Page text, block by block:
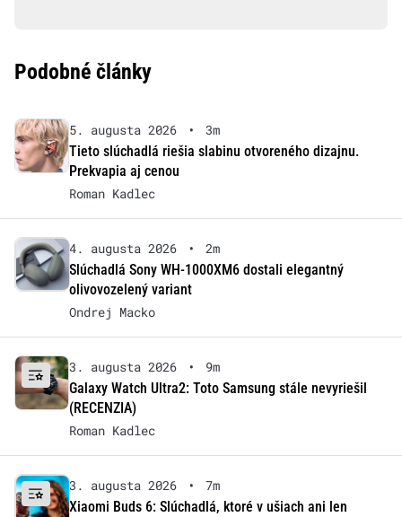
Podobné články
5. augusta 2026 •
3m
Tieto slúchadlá riešia slabinu otvoreného dizajnu.
Prekvapia aj cenou
Roman Kadlec
4. augusta 2026 •
2m
Slúchadlá Sony WH-1000XM6 dostali elegantný
olivovozelený variant
Ondrej Macko
3. augusta 2026 •
9m
Galaxy Watch Ultra2: Toto Samsung stále nevyriešil
(RECENZIA)
Roman Kadlec
3. augusta 2026 •
7m
Xiaomi Buds 6: Slúchadlá, ktoré v ušiach ani len